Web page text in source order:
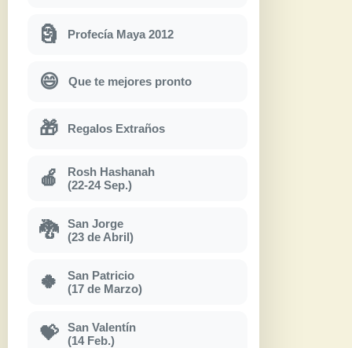
🗿 Profecía Maya 2012
😄 Que te mejores pronto
🎁 Regalos Extraños
🍎
Rosh Hashanah
(22-24 Sep.)
🐉
San Jorge
(23 de Abril)
🍀
San Patricio
(17 de Marzo)
💝
San Valentín
(14 Feb.)